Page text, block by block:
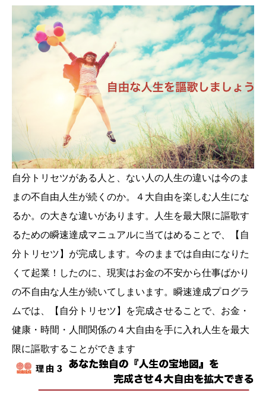
自分トリセツがある人と、ない人の人生の違いは今のま
まの不自由人生が続くのか。４大自由を楽しむ人生にな
るか。の大きな違いがあります。人生を最大限に謳歌す
るための瞬速達成マニュアルに当てはめることで、【自
分トリセツ】が完成します。今のままでは自由になりた
くて起業！したのに、現実はお金の不安から仕事ばかり
の不自由な人生が続いてしまいます。瞬速達成プログラ
ムでは、【自分トリセツ】を完成させることで、お金・
健康・時間・人間関係の４大自由を手に入れ人生を最大
限に謳歌することができます